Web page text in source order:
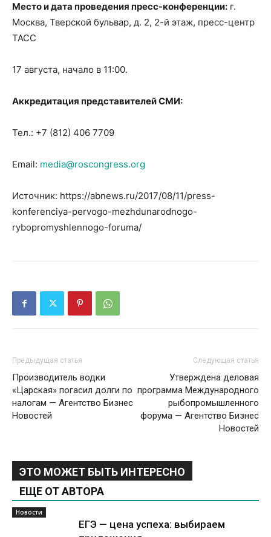
Место и дата проведения пресс-конференции: г.
Москва, Тверской бульвар, д. 2, 2-й этаж, пресс-центр
ТАСС
17 августа, начало в 11:00.
Аккредитация представителей СМИ:
Тел.: +7 (812) 406 7709
Email: media@roscongress.org
Источник: https://abnews.ru/2017/08/11/press-
konferenciya-pervogo-mezhdunarodnogo-
rybopromyshlennogo-foruma/
Предыдущая статья
Производитель водки
«Царская» погасил долги по
налогам — Агентство Бизнес
Новостей
Следующая статья
Утверждена деловая
программа Международного
рыбопромышленного
форума — Агентство Бизнес
Новостей
ЭТО МОЖЕТ БЫТЬ ИНТЕРЕСНО
ЕЩЕ ОТ АВТОРА
Новости
ЕГЭ — цена успеха: выбираем